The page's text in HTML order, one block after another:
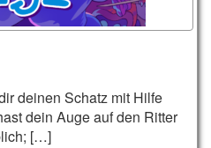
deinen Schatz mit Hilfe
dein Auge auf den Ritter
[…]